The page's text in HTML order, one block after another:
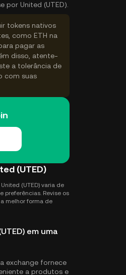
por United (UTED).
tokens nativos
como ETH na
pagar as
disso, atente-
a tolerância de
com suas
(UTED)
(UTED) varia de
preferências. Revise os
melhor forma de
em uma
exchange fornece
a produtos e